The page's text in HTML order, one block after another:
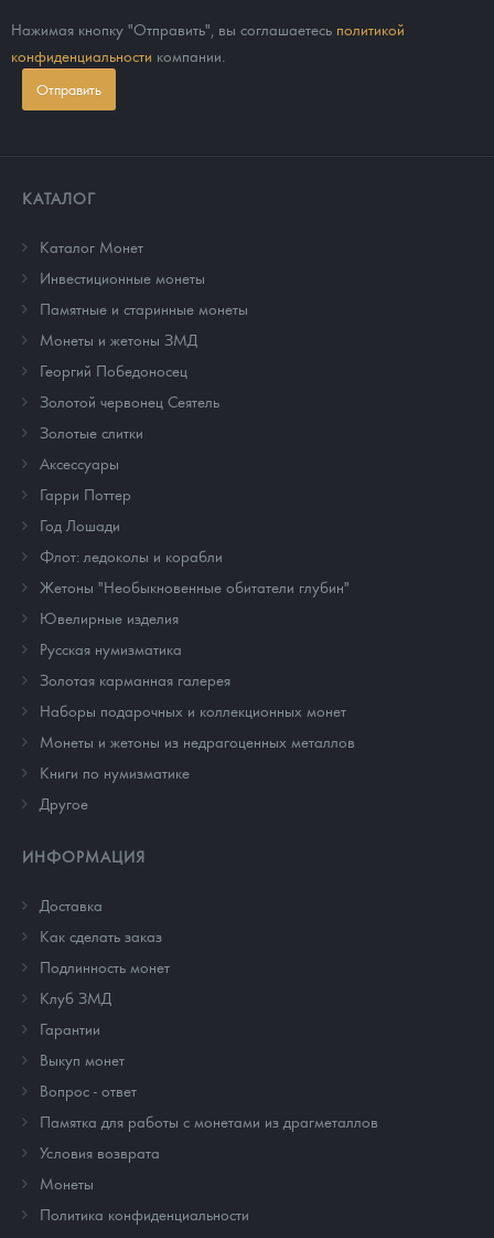
Нажимая кнопку "Отправить", вы соглашаетесь политикой
конфиденциальности компании.
Отправить
КАТАЛОГ
Каталог Монет
Инвестиционные монеты
Памятные и старинные монеты
Монеты и жетоны ЗМД
Георгий Победоносец
Золотой червонец Сеятель
Золотые слитки
Аксессуары
Гарри Поттер
Год Лошади
Флот: ледоколы и корабли
Жетоны "Необыкновенные обитатели глубин"
Ювелирные изделия
Русская нумизматика
Золотая карманная галерея
Наборы подарочных и коллекционных монет
Монеты и жетоны из недрагоценных металлов
Книги по нумизматике
Другое
ИНФОРМАЦИЯ
Доставка
Как сделать заказ
Подлинность монет
Клуб ЗМД
Гарантии
Выкуп монет
Вопрос - ответ
Памятка для работы с монетами из драгметаллов
Условия возврата
Монеты
Политика конфиденциальности